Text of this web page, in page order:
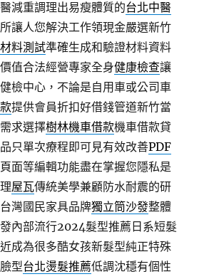
減重調理出易瘦體質的台北中醫
讓人您解決工作領現金嚴選新竹
料測試準確生成和驗證材料資料
值合法經營專家全身健康檢查讓
檢中心，不論是自用車或公司車
提供會員折扣好借錢管道新竹當
求選擇樹林機車借款機車借款貸
只單次療程即可見有效改善PDF
面等編輯功能盡在掌握您隱私是
屋瓦傳統美學兼顧防水耐震的研
灣國民家具品牌獨立筒沙發整體
內部流行2024髮型推薦日系短髮
成為很多酷女孩新髮型純正特殊
型台北燙髮推薦低調沈穩有個性